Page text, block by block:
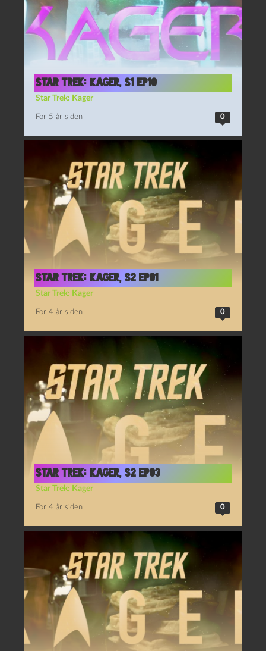
Star Trek: Kager, S1 Ep10
Star Trek: Kager
For 5 år siden 0
Star Trek: Kager, S2 Ep01
Star Trek: Kager
For 4 år siden 0
Star Trek: Kager, S2 Ep03
Star Trek: Kager
For 4 år siden 0